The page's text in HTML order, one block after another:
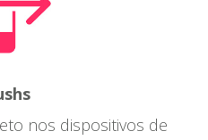
nos dispositivos de